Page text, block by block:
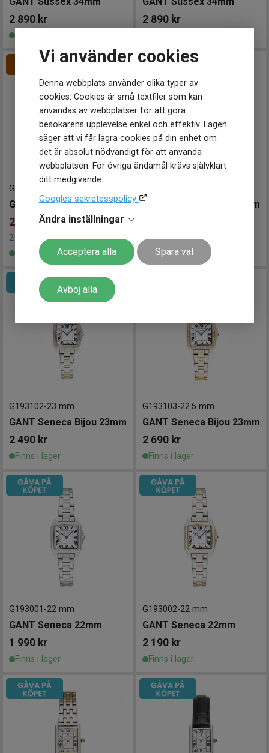
Vi använder cookies
Denna webbplats använder olika typer av
cookies. Cookies är små textfiler som kan
användas av webbplatser för att göra
besökarens upplevelse enkel och effektiv. Lagen
säger att vi får lagra cookies på din enhet om
det är absolut nödvändigt för att använda
webbplatsen. För övriga ändamål krävs självklart
ditt medgivande.
Googles sekretesspolicy
Ändra inställningar
Acceptera alla Spara val
Avböj alla
2 890 kr
Finns i lager
2 890 kr
G175009
GANT Southampton 43,5mm
2 117 kr
2 490kr Spara 374kr
Finns i lager
GANT Seneca Bijou 23mm
Finns i lager
G193102-23 mm
GANT Seneca Bijou 23mm
2 490 kr
Finns i lager
G193103-22.5 mm
GANT Seneca Bijou 23mm
2 690 kr
Finns i lager
G193001 -22 mm
GANT Seneca 22mm
1 990 kr
Finns i lager
G193002-22 mm
GANT Seneca 22mm
2 190 kr
Finns i lager